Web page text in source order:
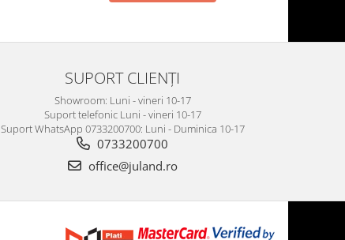
SUPORT CLIENȚI
Showroom: Luni - vineri 10-17
Suport telefonic Luni - vineri 10-17
Suport WhatsApp 0733200700: Luni - Duminica 10-17
0733200700
office@juland.ro